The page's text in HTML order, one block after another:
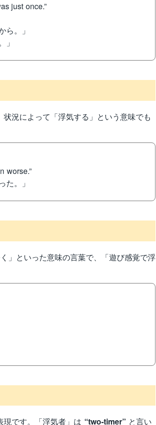
just once.”
ら。」
」
況によって「浮気する」という意味でも
worse.”
た。」
」といった意味の言葉で、「遊び感覚で浮
現です。「浮気者」は “two-timer” と言い